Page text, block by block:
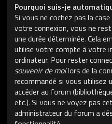
Pourquoi suis-je
Si vous ne cochez pas la case
votre connexion, vous ne
une durée déterminée. Cela
utilise votre compte à votre
ordinateur. Pour rester
souvenir de moilors de la
recommandé si vous utilisez
accéder au forum
etc.). Si vous ne voyez pas
administrateur du forum a